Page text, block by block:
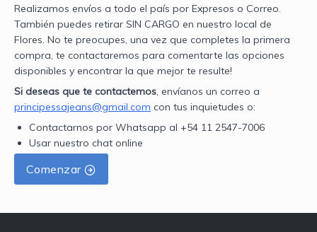
Realizamos envíos a todo el país por Expresos o Correo.
También puedes retirar SIN CARGO en nuestro local de
Flores. No te preocupes, una vez que completes la primera
compra, te contactaremos para comentarte las opciones
disponibles y encontrar la que mejor te resulte!
Si deseas que te contactemos, envíanos un correo a
principessajeans@gmail.com con tus inquietudes o:
Contactarnos por Whatsapp al +54 11 2547-7006
Usar nuestro chat online
Comenzar